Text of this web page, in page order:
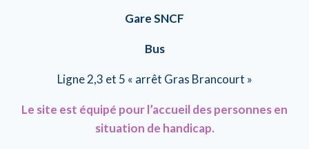
Gare SNCF
Bus
Ligne 2,3 et 5 « arrêt Gras Brancourt »
Le site est équipé pour l’accueil des personnes en
situation de handicap.